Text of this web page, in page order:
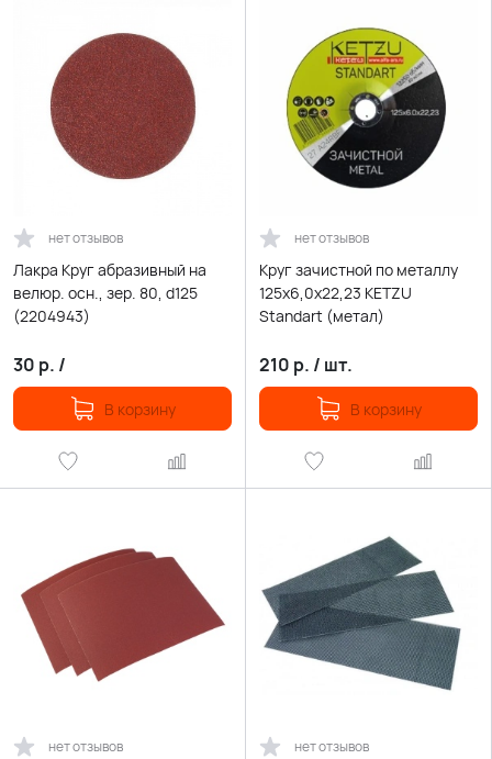
нет отзывов
Лакра Круг абразивный на
велюр. осн., зер. 80, d125
(2204943)
30 р. /
В корзину
нет отзывов
Круг зачистной по металлу
125х6,0х22,23 KETZU
Standart (метал)
210 р. / шт.
В корзину
нет отзывов нет отзывов